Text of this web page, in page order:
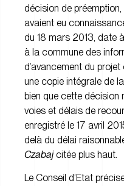
décision de
avaient eu
du 18 mars 2013, date
à la commune des
d’avancement du
une copie intégrale de
bien que cette décision
voies et délais de
enregistré le 17 avril
delà du délai
Czabajcitée plus haut.
Le Conseil d’Etat